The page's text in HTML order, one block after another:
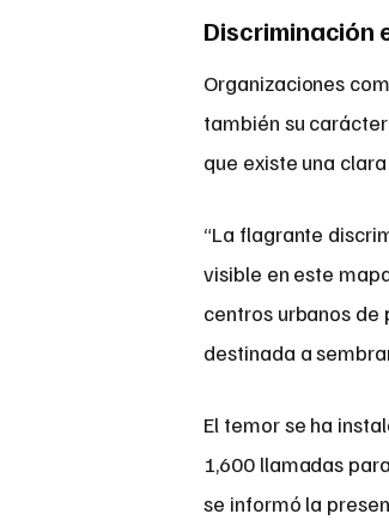
Discriminación
Organizaciones
también su
que existe una
“La flagrante
visible en este
centros urbanos de
destinada a
El temor se ha
1,600 llamadas
se informó la